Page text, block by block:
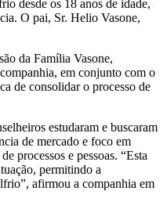
desde os 18 anos de idade,
O pai, Sr. Helio Vasone,
da Família Vasone,
em conjunto com o
de consolidar o processo de
estudaram e buscaram
de mercado e foco em
processos e pessoas. “Esta
permitindo a
afirmou a companhia em